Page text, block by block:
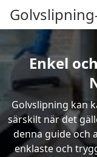
Enkel
Golvslipning kan
särskilt när det
denna guide och
enklaste och